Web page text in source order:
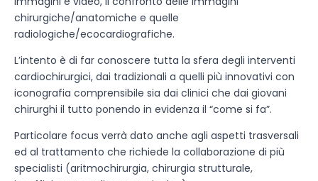
chirurgiche/anatomiche e quelle
radiologiche/ecocardiografiche.
L’intento è di far conoscere tutta la sfera degli interventi
cardiochirurgici, dai tradizionali a quelli più innovativi con
iconografia comprensibile sia dai clinici che dai giovani
chirurghi il tutto ponendo in evidenza il “come si fa”.
Particolare focus verrà dato anche agli aspetti trasversali
ed al trattamento che richiede la collaborazione di più
specialisti (aritmochirurgia, chirurgia strutturale,